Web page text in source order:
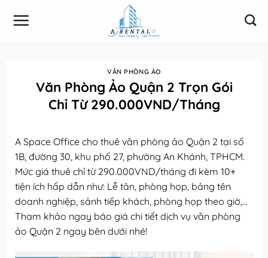
qua
VĂN PHÒNG ẢO
Văn Phòng Ảo Quận 2 Trọn Gói
Chỉ Từ 290.000VND/Tháng
A Space Office cho thuê văn phòng ảo Quận 2 tại số
1B, đường 30, khu phố 27, phường An Khánh, TPHCM.
Mức giá thuê chỉ từ 290.000VND/tháng đi kèm 10+
tiện ích hấp dẫn như: Lễ tân, phòng họp, bảng tên
doanh nghiệp, sảnh tiếp khách, phòng họp theo giờ,…
Tham khảo ngay báo giá chi tiết dịch vụ văn phòng
ảo Quận 2 ngay bên dưới nhé!